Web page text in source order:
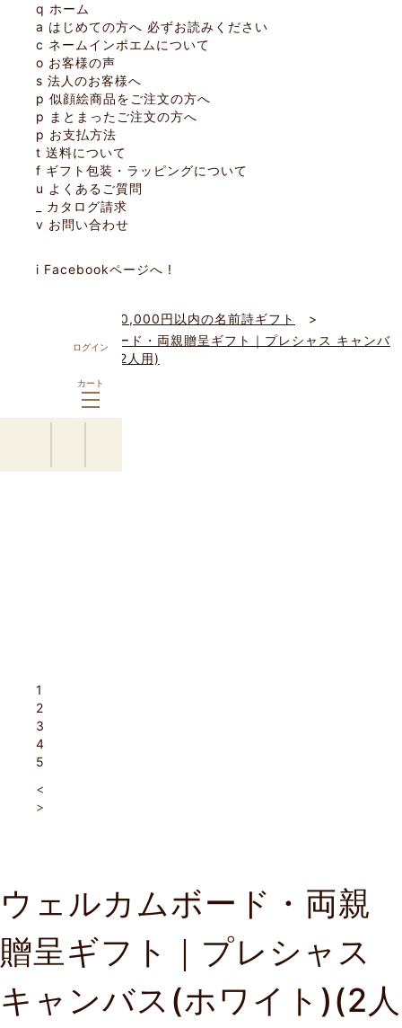
q ホーム
a はじめての方へ 必ずお読みください
c ネームインポエムについて
o お客様の声
s 法人のお客様へ
p 似顔絵商品をご注文の方へ
p まとまったご注文の方へ
p お支払方法
t 送料について
f ギフト包装・ラッピングについて
u よくあるご質問
カタログ請求
v お問い合わせ
i Facebookページへ !
ログイン
カート
20,000円以内の名前詩ギフト
ウェルカムボード・両親贈呈ギフト｜プレシャス キャンバ
ス(ホワイト)(2人用)
1
2
3
4
5
<
>
ウェルカムボード・両親
贈呈ギフト｜プレシャス
キャンバス(ホワイト)(2人